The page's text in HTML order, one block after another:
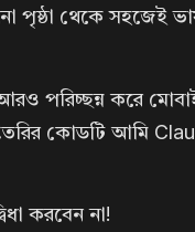
পৃষ্ঠা থেকে সহজেই
পরিচ্ছন্ন করে
কোডটি আমি
করবেন না!